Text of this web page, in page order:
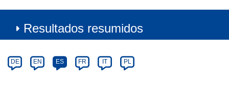
Resultados resumidos
Category
Article
available
DE EN ES FR IT PL